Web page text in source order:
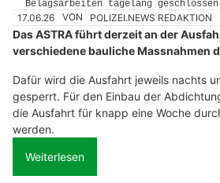
17.06.26 VON POLIZEI.NEWS REDAKTION
Das ASTRA führt derzeit an der
verschiedene bauliche Massnahmen
Dafür wird die Ausfahrt jeweils nachts
gesperrt. Für den Einbau der
die Ausfahrt für knapp eine Woche
werden.
Weiterlesen